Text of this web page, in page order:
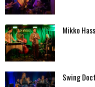
Mikko
Swing